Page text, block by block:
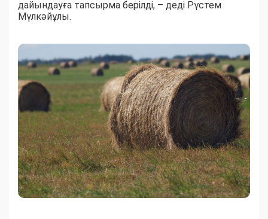
дайындауға тапсырма берілді, – деді Рүстем
Мүлкәйұлы.